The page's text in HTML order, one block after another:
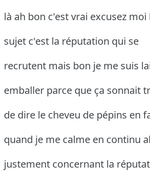
là ah bon c'est vrai excusez moi
sujet c'est la réputation qui se
recrutent mais bon je me suis
emballer parce que ça sonnait
de dire le cheveu de pépins en
quand je me calme en continu
justement concernant la